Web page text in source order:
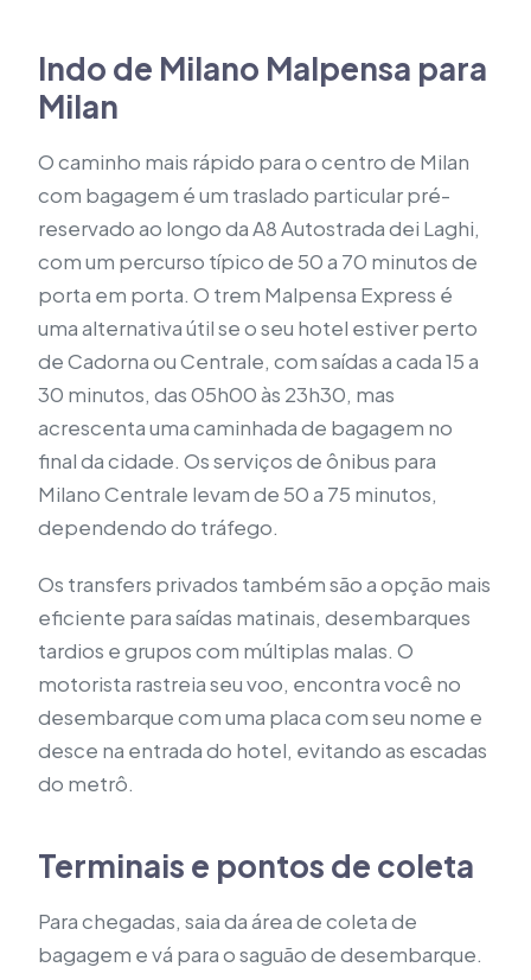
Indo de Milano Malpensa para
Milan
O caminho mais rápido para o centro de Milan
com bagagem é um traslado particular pré-
reservado ao longo da A8 Autostrada dei Laghi,
com um percurso típico de 50 a 70 minutos de
porta em porta. O trem Malpensa Express é
uma alternativa útil se o seu hotel estiver perto
de Cadorna ou Centrale, com saídas a cada 15 a
30 minutos, das 05h00 às 23h30, mas
acrescenta uma caminhada de bagagem no
final da cidade. Os serviços de ônibus para
Milano Centrale levam de 50 a 75 minutos,
dependendo do tráfego.
Os transfers privados também são a opção mais
eficiente para saídas matinais, desembarques
tardios e grupos com múltiplas malas. O
motorista rastreia seu voo, encontra você no
desembarque com uma placa com seu nome e
desce na entrada do hotel, evitando as escadas
do metrô.
Terminais e pontos de coleta
Para chegadas, saia da área de coleta de
bagagem e vá para o saguão de desembarque.